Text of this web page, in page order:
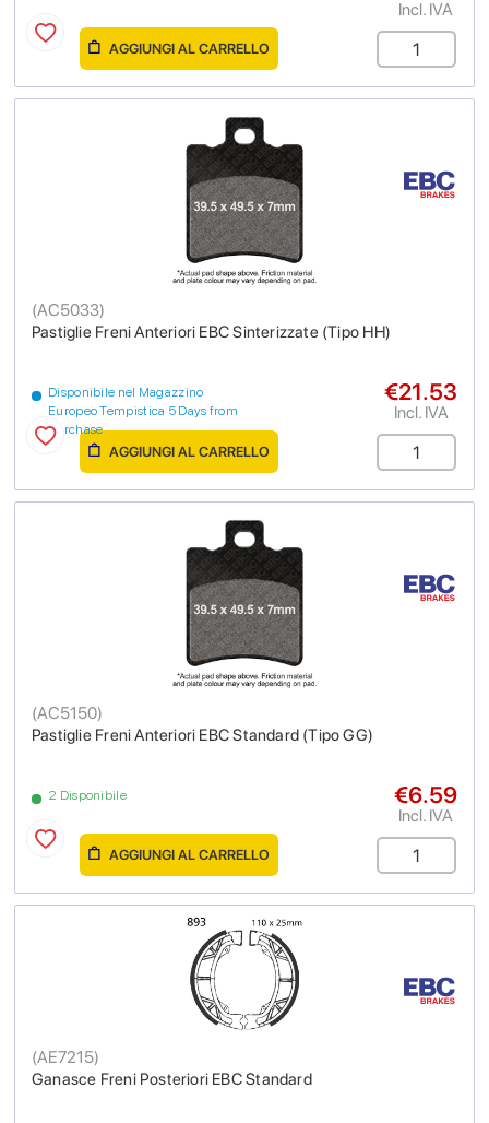
Incl. IVA
AGGIUNGI AL CARRELLO
Pastiglie Freni Anteriori EBC Sinterizzate (Tipo HH)
(AC5033)
Disponibile nel Magazzino
Europeo Tempistica 5 Days from
purchase
€21.53
Incl. IVA
AGGIUNGI AL CARRELLO
Pastiglie Freni Anteriori EBC Standard (Tipo GG)
(AC5150)
2 Disponibile €6.59
Incl. IVA
AGGIUNGI AL CARRELLO
Ganasce Freni Posteriori EBC Standard
(AE7215)